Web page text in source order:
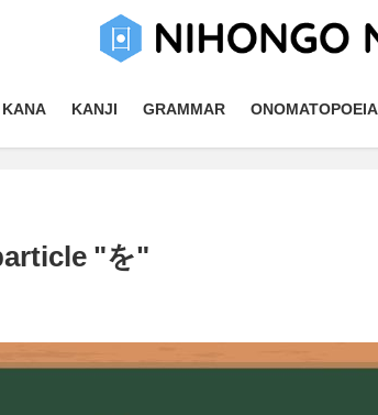
KANA KANJI GRAMMAR ONOMATOPOEIA
"を"